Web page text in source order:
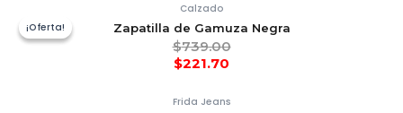
¡Oferta!
¡Oferta!
Calzado
Zapatilla de Gamuza Negra
$739.00
$221.70
Frida Jeans